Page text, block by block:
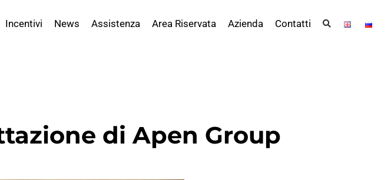
Incentivi News Assistenza Area Riservata Azienda Contatti
di Apen Group